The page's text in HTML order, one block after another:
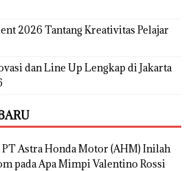
2026 Tantang Kreativitas Pelajar
dan Line Up Lengkap di Jakarta
PT Astra Honda Motor (AHM) Inilah
pada Apa Mimpi Valentino Rossi